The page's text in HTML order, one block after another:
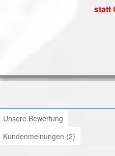
statt
Unsere Bewertung
Kundenmeinungen (2)